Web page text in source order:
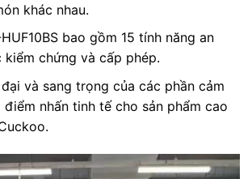
khác nhau.
bao gồm 15 tính năng an
chứng và cấp phép.
và sang trọng của các phần cảm
điểm nhấn tinh tế cho sản phẩm cao